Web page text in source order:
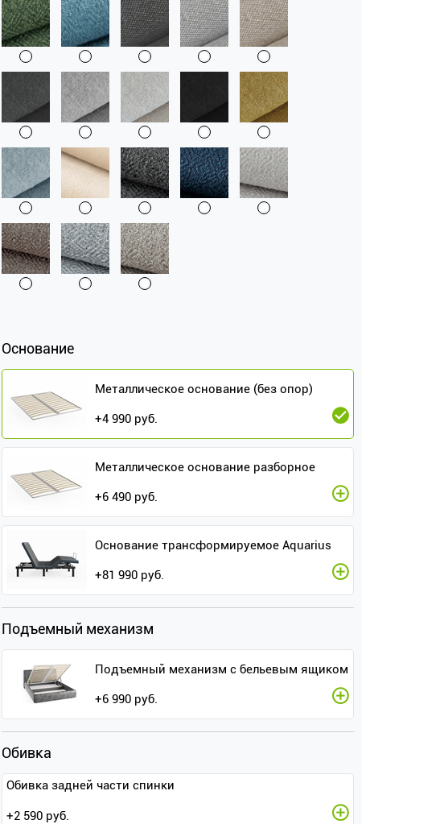
Основание
Металлическое основание (без опор)
+4 990 руб.
Металлическое основание разборное
+6 490 руб.
Основание трансформируемое Aquarius
+81 990 руб.
Подъемный механизм
Подъемный механизм с бельевым ящиком
+6 990 руб.
Обивка
Обивка задней части спинки
+2 590 руб.